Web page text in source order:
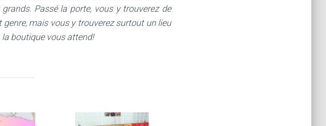
Passé la porte, vous y trouverez de
mais vous y trouverez surtout un lieu
la boutique vous attend!